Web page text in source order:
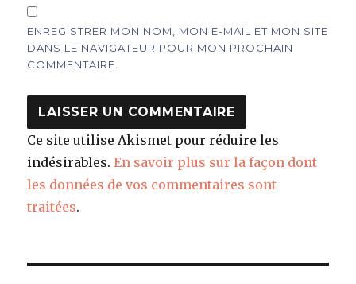
ENREGISTRER MON NOM, MON E-MAIL ET MON SITE
DANS LE NAVIGATEUR POUR MON PROCHAIN
COMMENTAIRE.
Ce site utilise Akismet pour réduire les
indésirables.En savoir plus sur la façon dont
les données de vos commentaires sont
traitées.